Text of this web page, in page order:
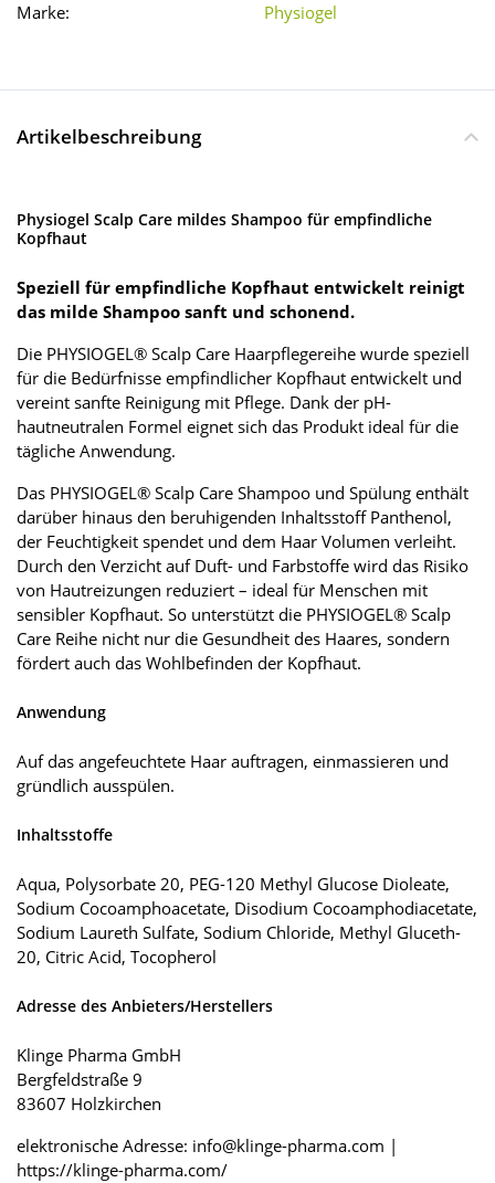
Marke:
Physiogel
Artikelbeschreibung
Physiogel Scalp Care mildes Shampoo für empfindliche
Kopfhaut
Speziell für empfindliche Kopfhaut entwickelt reinigt
das milde Shampoo sanft und schonend.
Die PHYSIOGEL® Scalp Care Haarpflegereihe wurde speziell
für die Bedürfnisse empfindlicher Kopfhaut entwickelt und
vereint sanfte Reinigung mit Pflege. Dank der pH-
hautneutralen Formel eignet sich das Produkt ideal für die
tägliche Anwendung.
Das PHYSIOGEL® Scalp Care Shampoo und Spülung enthält
darüber hinaus den beruhigenden Inhaltsstoff Panthenol,
der Feuchtigkeit spendet und dem Haar Volumen verleiht.
Durch den Verzicht auf Duft- und Farbstoffe wird das Risiko
von Hautreizungen reduziert – ideal für Menschen mit
sensibler Kopfhaut. So unterstützt die PHYSIOGEL® Scalp
Care Reihe nicht nur die Gesundheit des Haares, sondern
fördert auch das Wohlbefinden der Kopfhaut.
Anwendung
Auf das angefeuchtete Haar auftragen, einmassieren und
gründlich ausspülen.
Inhaltsstoffe
Aqua, Polysorbate 20, PEG-120 Methyl Glucose Dioleate,
Sodium Cocoamphoacetate, Disodium Cocoamphodiacetate,
Sodium Laureth Sulfate, Sodium Chloride, Methyl Gluceth-
20, Citric Acid, Tocopherol
Adresse des Anbieters/Herstellers
Klinge Pharma GmbH
Bergfeldstraße 9
83607 Holzkirchen
elektronische Adresse: info@klinge-pharma.com |
https://klinge-pharma.com/